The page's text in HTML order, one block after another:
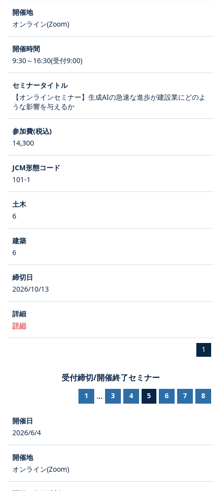
オンライン(Zoom)
9:30～16:30(受付9:00)
【オンラインセミナー】生成AIの急速な進歩が建設業にどのよ
うな影響を与えるか
14,300
101-1
6
6
2026/10/13
詳細
1
受付締切/開催終了セミナー
1 ... 3 4 5 6 7 8
2026/6/4
オンライン(Zoom)